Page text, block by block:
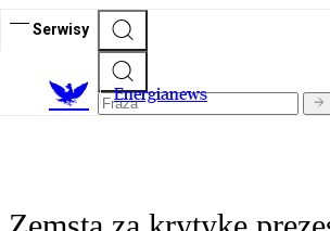
Serwisy
Energianews